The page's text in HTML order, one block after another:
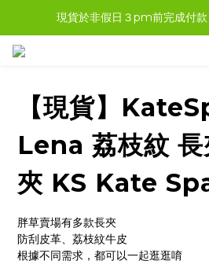
現貨商品，大多都可任選
現貨於非假日３pm前完成付款
【現貨】
Lena 荔枝紋 長
夾 KS Kate
胖草賣場有多款長夾
防刮皮革、荔枝紋牛皮
根據不同需求，都可以一起逛逛唷